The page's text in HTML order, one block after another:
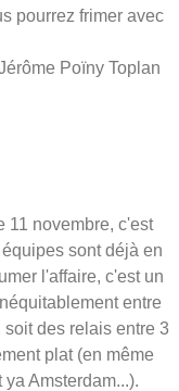
pourrez frimer avec
Poïny Toplan
11 novembre, c'est
sont déjà en
l'affaire, c'est un
entre
des relais entre 3
plat (en même
Amsterdam...).